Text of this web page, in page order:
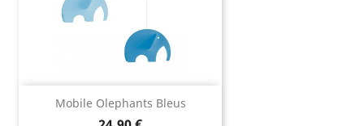
Mobile Olephants Bleus